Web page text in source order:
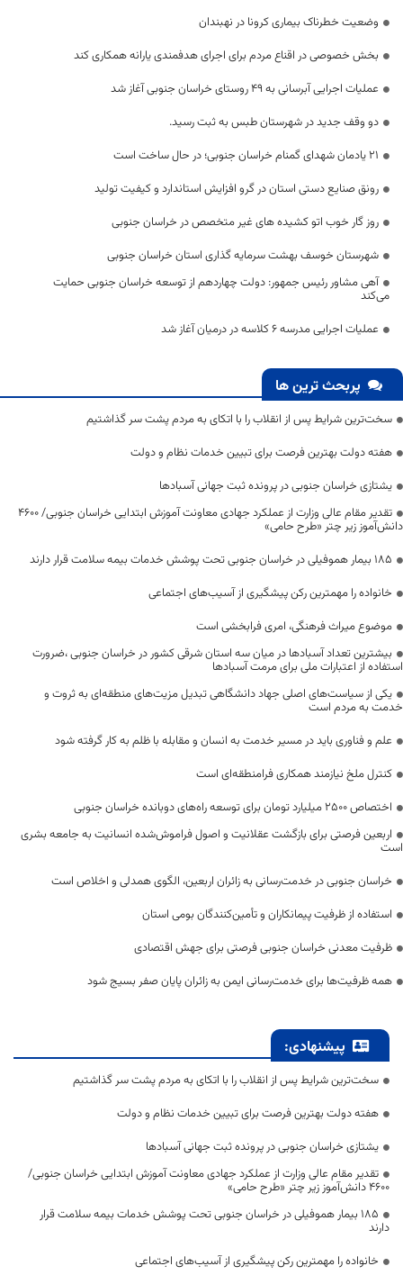
وضعیت خطرناک بیماری کرونا در نهبندان
بخش خصوصی در اقناع مردم برای اجرای هدفمندی یارانه همکاری کند
عملیات اجرایی آبرسانی به ۴۹ روستای خراسان جنوبی آغاز شد
دو وقف جدید در شهرستان طبس به ثبت رسید.
۲۱ یادمان شهدای گمنام خراسان جنوبی؛ در حال ساخت است
رونق صنایع دستی استان در گرو افزایش استاندارد و کیفیت تولید
روز گار خوب اتو کشیده های غیر متخصص در خراسان جنوبی
شهرستان خوسف بهشت سرمایه گذاری استان خراسان جنوبی
آهی مشاور رئیس جمهور: دولت چهاردهم از توسعه خراسان جنوبی حمایت
می‌کند
عملیات اجرایی مدرسه 6 کلاسه در درمیان آغاز شد
پربحث ترین ها
سخت‌ترین شرایط پس از انقلاب را با اتکای به مردم پشت سر گذاشتیم
هفته دولت بهترین فرصت برای تبیین خدمات نظام و دولت
یشتازی خراسان جنوبی در پرونده ثبت جهانی آسبادها
تقدیر مقام عالی وزارت از عملکرد جهادی معاونت آموزش ابتدایی خراسان جنوبی/ ۴۶۰۰
دانش‌آموز زیر چتر «طرح حامی»
۱۸۵ بیمار هموفیلی در خراسان جنوبی تحت پوشش خدمات بیمه سلامت قرار دارند
خانواده را مهمترین رکن پیشگیری از آسیب‌های اجتماعی
موضوع میراث فرهنگی، امری فرابخشی است
بیشترین تعداد آسبادها در میان سه استان شرقی کشور در خراسان جنوبی ،ضرورت
استفاده از اعتبارات ملی برای مرمت آسبادها
یکی از سیاست‌های اصلی جهاد دانشگاهی تبدیل مزیت‌های منطقه‌ای به ثروت و
خدمت به مردم است
علم و فناوری باید در مسیر خدمت به انسان و مقابله با ظلم به کار گرفته شود
کنترل ملخ نیازمند همکاری فرامنطقه‌ای است
اختصاص 2500 میلیارد تومان برای توسعه راه‌های دوبانده خراسان جنوبی
اربعین فرصتی برای بازگشت عقلانیت و اصول فراموش‌شده انسانیت به جامعه بشری
است
خراسان جنوبی در خدمت‌رسانی به زائران اربعین، الگوی همدلی و اخلاص است
استفاده از ظرفیت پیمانکاران و تأمین‌کنندگان بومی استان
ظرفیت معدنی خراسان جنوبی فرصتی برای جهش اقتصادی
همه ظرفیت‌ها برای خدمت‌رسانی ایمن به زائران پایان صفر بسیج شود
پیشنهادی:
سخت‌ترین شرایط پس از انقلاب را با اتکای به مردم پشت سر گذاشتیم
هفته دولت بهترین فرصت برای تبیین خدمات نظام و دولت
یشتازی خراسان جنوبی در پرونده ثبت جهانی آسبادها
تقدیر مقام عالی وزارت از عملکرد جهادی معاونت آموزش ابتدایی خراسان جنوبی/
۴۶۰۰ دانش‌آموز زیر چتر «طرح حامی»
۱۸۵ بیمار هموفیلی در خراسان جنوبی تحت پوشش خدمات بیمه سلامت قرار
دارند
خانواده را مهمترین رکن پیشگیری از آسیب‌های اجتماعی